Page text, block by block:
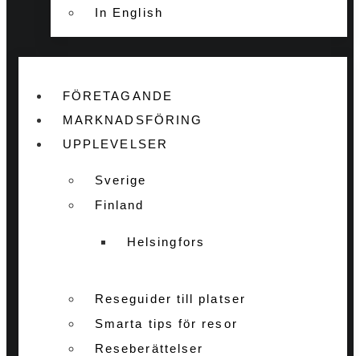
In English
FÖRETAGANDE
MARKNADSFÖRING
UPPLEVELSER
Sverige
Finland
Helsingfors
Reseguider till platser
Smarta tips för resor
Reseberättelser